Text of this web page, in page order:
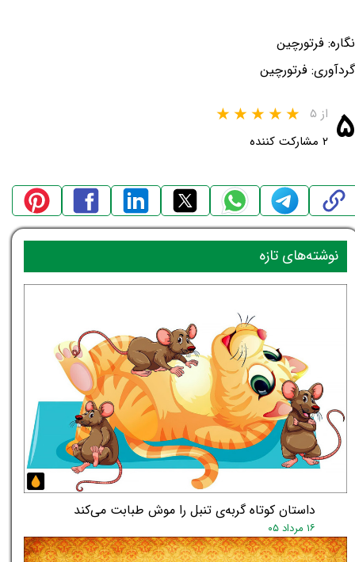
نگاره: فرتورچین
گردآوری: فرتورچین
۵ از ۵
۲ مشارکت کننده
داستان کوتاه گربه‌ی تنبل را موش طبابت می‌کند
۱۶ مرداد ۰۵
نوشته‌های تازه